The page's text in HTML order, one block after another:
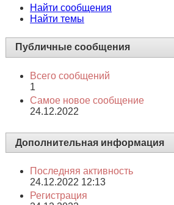
Найти сообщения
Найти темы
Публичные сообщения
Всего сообщений
1
Самое новое сообщение
24.12.2022
Дополнительная информация
Последняя активность
24.12.2022 12:13
Регистрация